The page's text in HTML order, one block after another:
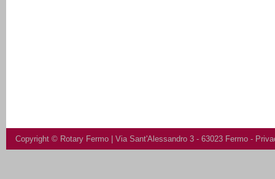
Copyright © Rotary Fermo | Via Sant'Alessandro 3 - 63023 Fermo -